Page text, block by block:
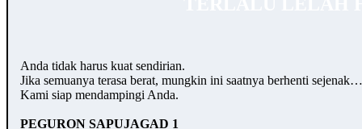
Anda tidak harus kuat sendirian.
Jika semuanya terasa berat, mungkin ini saatnya berhenti
Kami siap mendampingi Anda.
PEGURON SAPUJAGAD 1